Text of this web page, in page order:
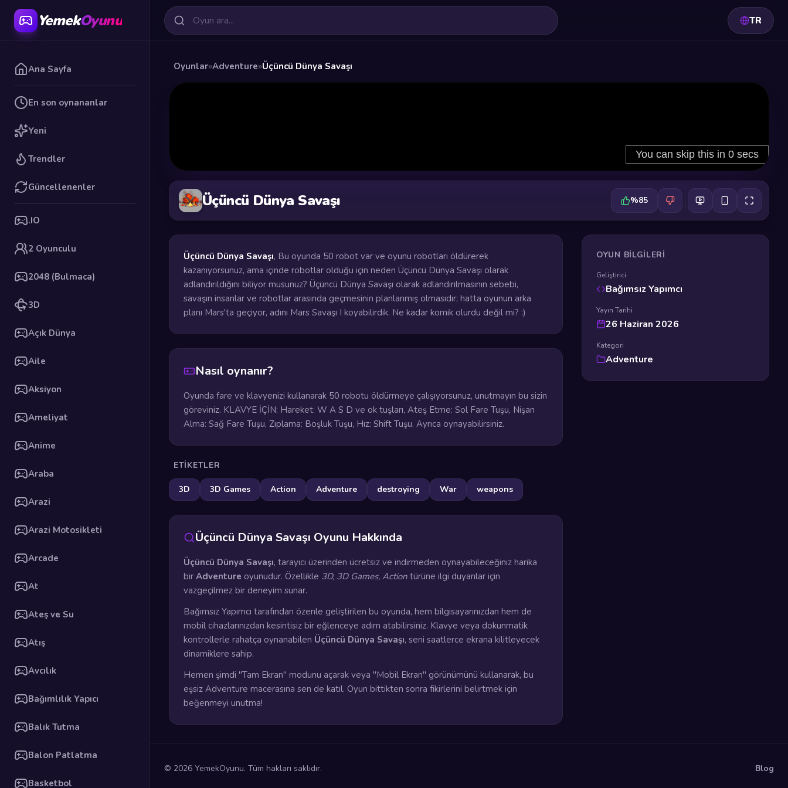
YemekOyunu
Ana Sayfa
En son oynananlar
Yeni
Trendler
Güncellenenler
.IO
2 Oyunculu
2048 (Bulmaca)
3D
Açık Dünya
Aile
Aksiyon
Ameliyat
Anime
Araba
Arazi
Arazi Motosikleti
Arcade
At
Ateş ve Su
Atış
Avcılık
Bağımlılık Yapıcı
Balık Tutma
Balon Patlatma
Basketbol
TR
Oyunlar»Adventure»Üçüncü Dünya Savaşı
Üçüncü Dünya Savaşı %85
Üçüncü Dünya Savaşı, Bu oyunda 50 robot var ve oyunu robotları öldürerek
kazanıyorsunuz, ama içinde robotlar olduğu için neden Üçüncü Dünya Savaşı olarak
adlandırıldığını biliyor musunuz? Üçüncü Dünya Savaşı olarak adlandırılmasının sebebi,
savaşın insanlar ve robotlar arasında geçmesinin planlanmış olmasıdır; hatta oyunun arka
planı Mars'ta geçiyor, adını Mars Savaşı I koyabilirdik. Ne kadar komik olurdu değil mi? :)
Nasıl oynanır?
Oyunda fare ve klavyenizi kullanarak 50 robotu öldürmeye çalışıyorsunuz, unutmayın bu sizin
göreviniz. KLAVYE İÇİN: Hareket: W A S D ve ok tuşları, Ateş Etme: Sol Fare Tuşu, Nişan
Alma: Sağ Fare Tuşu, Zıplama: Boşluk Tuşu, Hız: Shift Tuşu. Ayrıca oynayabilirsiniz.
ETIKETLER
3D 3D Games Action Adventure destroying War weapons
Üçüncü Dünya Savaşı Oyunu Hakkında
Üçüncü Dünya Savaşı, tarayıcı üzerinden ücretsiz ve indirmeden oynayabileceğiniz harika
bir Adventure oyunudur. Özellikle 3D, 3D Games, Action türüne ilgi duyanlar için
vazgeçilmez bir deneyim sunar.
Bağımsız Yapımcı tarafından özenle geliştirilen bu oyunda, hem bilgisayarınızdan hem de
mobil cihazlarınızdan kesintisiz bir eğlenceye adım atabilirsiniz. Klavye veya dokunmatik
kontrollerle rahatça oynanabilen Üçüncü Dünya Savaşı, seni saatlerce ekrana kilitleyecek
dinamiklere sahip.
Hemen şimdi "Tam Ekran" modunu açarak veya "Mobil Ekran" görünümünü kullanarak, bu
eşsiz Adventure macerasına sen de katıl. Oyun bittikten sonra fikirlerini belirtmek için
beğenmeyi unutma!
OYUN BILGILERI
Geliştirici
Bağımsız Yapımcı
Yayın Tarihi
26 Haziran 2026
Kategori
Adventure
© 2026 YemekOyunu. Tüm hakları saklıdır. Blog